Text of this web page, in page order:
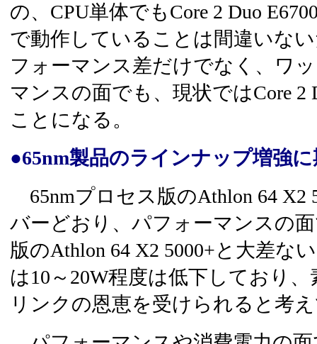
の、CPU単体でもCore 2 Duo
で動作していることは間違いな
フォーマンス差だけでなく、ワ
マンスの面でも、現状ではCore 2
ことになる。
●65nm製品のラインナップ増強
65nmプロセス版のAthlon 64 X2
バーどおり、パフォーマンスの
版のAthlon 64 X2 5000+と大差な
は10～20W程度は低下しており
リンクの恩恵を受けられると考